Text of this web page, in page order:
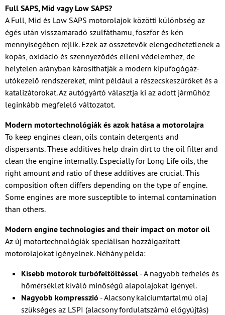
Full SAPS, Mid vagy Low SAPS?
A Full, Mid és Low SAPS motorolajok közötti különbség az
égés után visszamaradó szulfáthamu, foszfor és kén
mennyiségében rejlik. Ezek az összetevők elengedhetetlenek a
kopás, oxidáció és szennyeződés elleni védelemhez, de
helytelen arányban károsíthatják a modern kipufogógáz-
utókezelő rendszereket, mint például a részecskeszűrőket és a
katalizátorokat. Az autógyártó választja ki az adott járműhöz
leginkább megfelelő változatot.
Modern motortechnológiák és azok hatása a motorolajra
To keep engines clean, oils contain detergents and
dispersants. These additives help drain dirt to the oil filter and
clean the engine internally. Especially for Long Life oils, the
right amount and ratio of these additives are crucial. This
composition often differs depending on the type of engine.
Some engines are more susceptible to internal contamination
than others.
Modern engine technologies and their impact on motor oil
Az új motortechnológiák speciálisan hozzáigazított
motorolajokat igényelnek. Néhány példa:
Kisebb motorok turbófeltöltéssel - A nagyobb terhelés és
hőmérséklet kiváló minőségű alapolajokat igényel.
Nagyobb kompresszió - Alacsony kalciumtartalmú olaj
szükséges az LSPI (alacsony fordulatszámú előgyújtás)